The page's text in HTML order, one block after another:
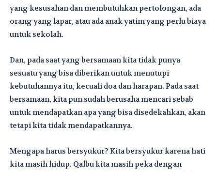
yang kesusahan dan membutuhkan pertolongan, ada
orang yang lapar, atau ada anak yatim yang perlu biaya
untuk sekolah.
Dan, pada saat yang bersamaan kita tidak punya
sesuatu yang bisa diberikan untuk menutupi
kebutuhannya itu, kecuali doa dan harapan. Pada saat
bersamaan, kita pun sudah berusaha mencari sebab
untuk mendapatkan apa yang bisa disedekahkan, akan
tetapi kita tidak mendapatkannya.
Mengapa harus bersyukur? Kita bersyukur karena hati
kita masih hidup. Qalbu kita masih peka dengan